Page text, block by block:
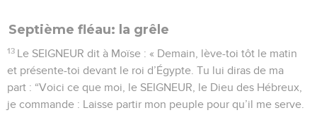
Septième fléau: la grêle
13 Le SEIGNEUR dit à Moïse : « Demain, lève-toi tôt le matin
et présente-toi devant le roi d’Égypte. Tu lui diras de ma
part : “Voici ce que moi, le SEIGNEUR, le Dieu des Hébreux,
je commande : Laisse partir mon peuple pour qu’il me serve.